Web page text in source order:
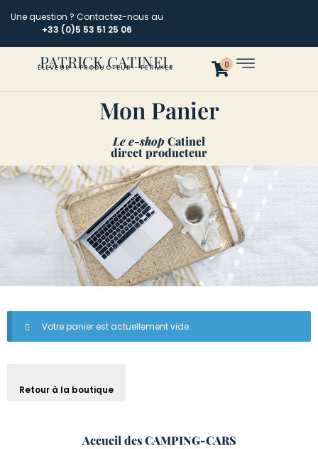
Une question ? Contactez-nous au
+33 (0)5 53 51 25 06
PATRICK CATINEL
ÉLEVEUR - PRODUCTEUR - FERMIER 0
Mon Panier
Le e-shop Catinel
direct producteur
Votre panier est actuellement vide.
Retour à la boutique
Accueil des CAMPING-CARS